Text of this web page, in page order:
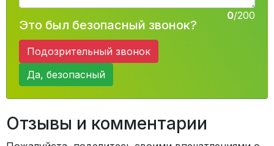
0/200
Это был безопасный звонок?
Подозрительный звонок
Да, безопасный
Отзывы и комментарии